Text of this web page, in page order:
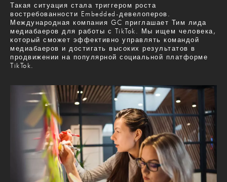
Такая ситуация стала триггером роста
востребованности Embedded-девелоперов.
Международная компания GC приглашает Тим лида
медиабаеров для работы с TikTok. Мы ищем человека,
который сможет эффективно управлять командой
медиабаеров и достигать высоких результатов в
продвижении на популярной социальной платформе
TikTok.